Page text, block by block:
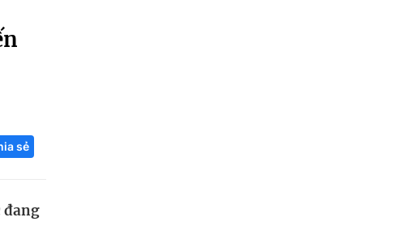
nghệ tương lai
sẻ
đang